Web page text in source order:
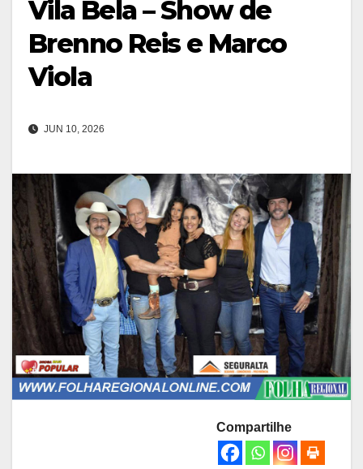
Vila Bela – Show de
Brenno Reis e Marco
Viola
JUN 10, 2026
Compartilhe